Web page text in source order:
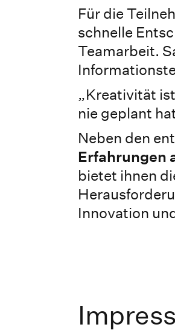
Für die
schnelle
Teamarbeit.
„Kreativität
nie geplant
Neben den
Erfahrungen
bietet ihnen
Innovation